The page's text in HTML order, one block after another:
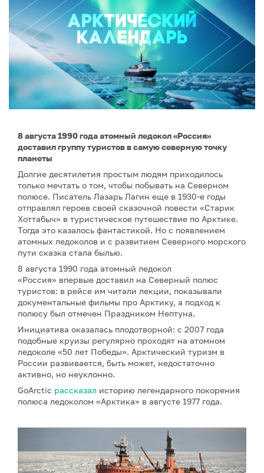
8 августа 1990 года атомный ледокол «Россия»
доставил группу туристов в самую северную точку
планеты
Долгие десятилетия простым людям приходилось
только мечтать о том, чтобы побывать на Северном
полюсе. Писатель Лазарь Лагин еще в 1930-е годы
отправлял героев своей сказочной повести «Старик
Хоттабыч» в туристическое путешествие по Арктике.
Тогда это казалось фантастикой. Но с появлением
атомных ледоколов и с развитием Северного морского
пути сказка стала былью.
8 августа 1990 года атомный ледокол
«Россия» впервые доставил на Северный полюс
туристов: в рейсе им читали лекции, показывали
документальные фильмы про Арктику, а подход к
полюсу был отмечен Праздником Нептуна.
Инициатива оказалась плодотворной: с 2007 года
подобные круизы регулярно проходят на атомном
ледоколе «50 лет Победы». Арктический туризм в
России развивается, быть может, недостаточно
активно, но неуклонно.
GoArctic рассказал историю легендарного покорения
полюса ледоколом «Арктика» в августе 1977 года.